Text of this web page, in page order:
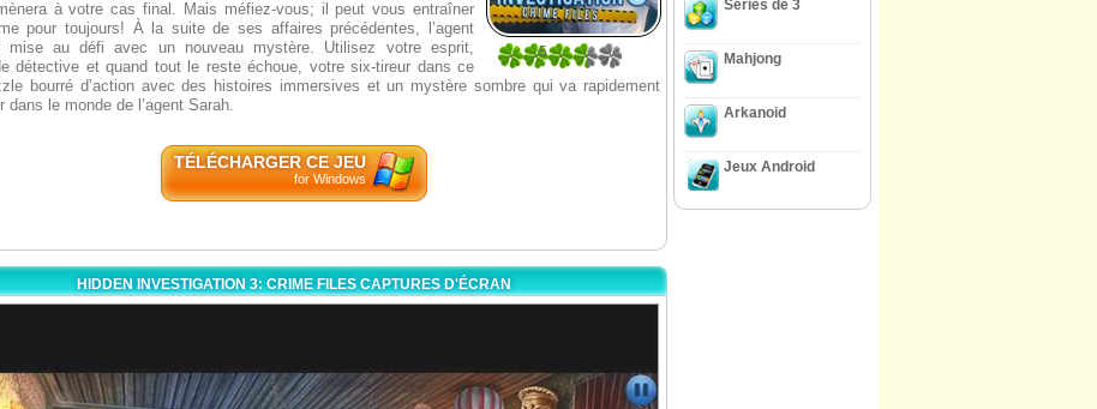
5
à votre cas final. Mais méfiez-vous; il peut vous entraîner
pour toujours! À la suite de ses affaires précédentes, l’agent
mise au défi avec un nouveau mystère. Utilisez votre esprit,
détective et quand tout le reste échoue, votre six-tireur dans ce
bourré d’action avec des histoires immersives et un mystère sombre qui va rapidement
dans le monde de l’agent Sarah.
TÉLÉCHARGER CE JEU
for Windows
HIDDEN INVESTIGATION 3: CRIME FILES CAPTURES D'ÉCRAN
Séries de 3
Mahjong
Arkanoid
Jeux Android